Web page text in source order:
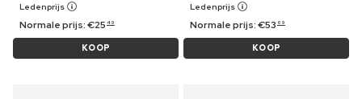
Ledenprijs
Normale prijs:€25 49
KOOP
Ledenprijs
Normale prijs:€53 69
KOOP